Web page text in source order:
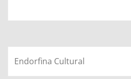
Endorfina Cultural